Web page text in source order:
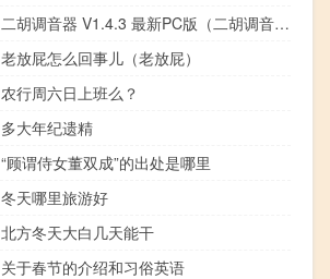
二胡调音器 V1.4.3 最新PC版（二胡调音器 V1.4.3 最新PC版功能简介）
老放屁怎么回事儿（老放屁）
农行周六日上班么？
多大年纪遗精
“顾谓侍女董双成”的出处是哪里
冬天哪里旅游好
北方冬天大白几天能干
关于春节的介绍和习俗英语